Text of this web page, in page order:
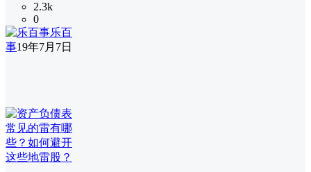
2.3k
0
乐百
事19年7月7日